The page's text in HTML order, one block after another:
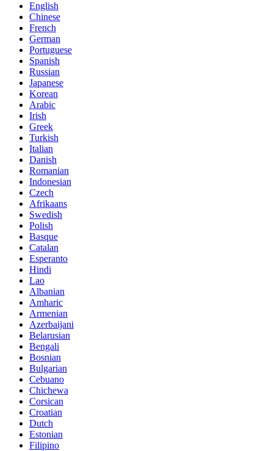
English
Chinese
French
German
Portuguese
Spanish
Russian
Japanese
Korean
Arabic
Irish
Greek
Turkish
Italian
Danish
Romanian
Indonesian
Czech
Afrikaans
Swedish
Polish
Basque
Catalan
Esperanto
Hindi
Lao
Albanian
Amharic
Armenian
Azerbaijani
Belarusian
Bengali
Bosnian
Bulgarian
Cebuano
Chichewa
Corsican
Croatian
Dutch
Estonian
Filipino